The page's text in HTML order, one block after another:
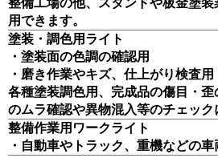
整備工場の他、スタンドや板金塗
用できます。
塗装・調色用ライト
・塗装面の色調の確認用
・磨き作業やキズ、仕上がり検査用
各種塗装調色用、完成品の傷目・
のムラ確認や異物混入等のチェック
整備作業用ワークライト
・自動車やトラック、重機などの